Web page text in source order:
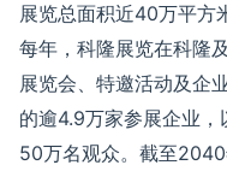
展览总面积近40万平方
每年，科隆展览在科隆
展览会、特邀活动及企
的逾4.9万家参展企业，
50万名观众。截至2040